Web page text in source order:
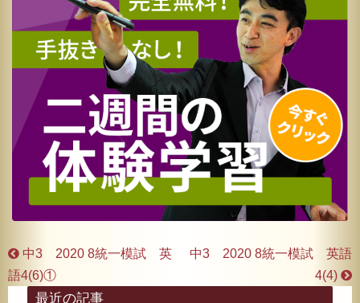
中3 2020 8統一模試 英
語4(6)①
中3 2020 8統一模試 英語
4(4)
最近の記事